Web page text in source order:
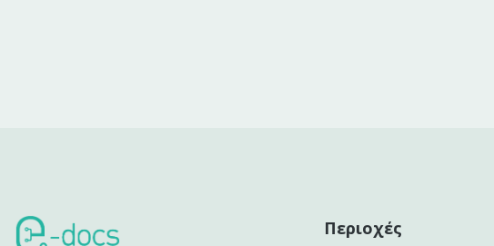
Περιοχές